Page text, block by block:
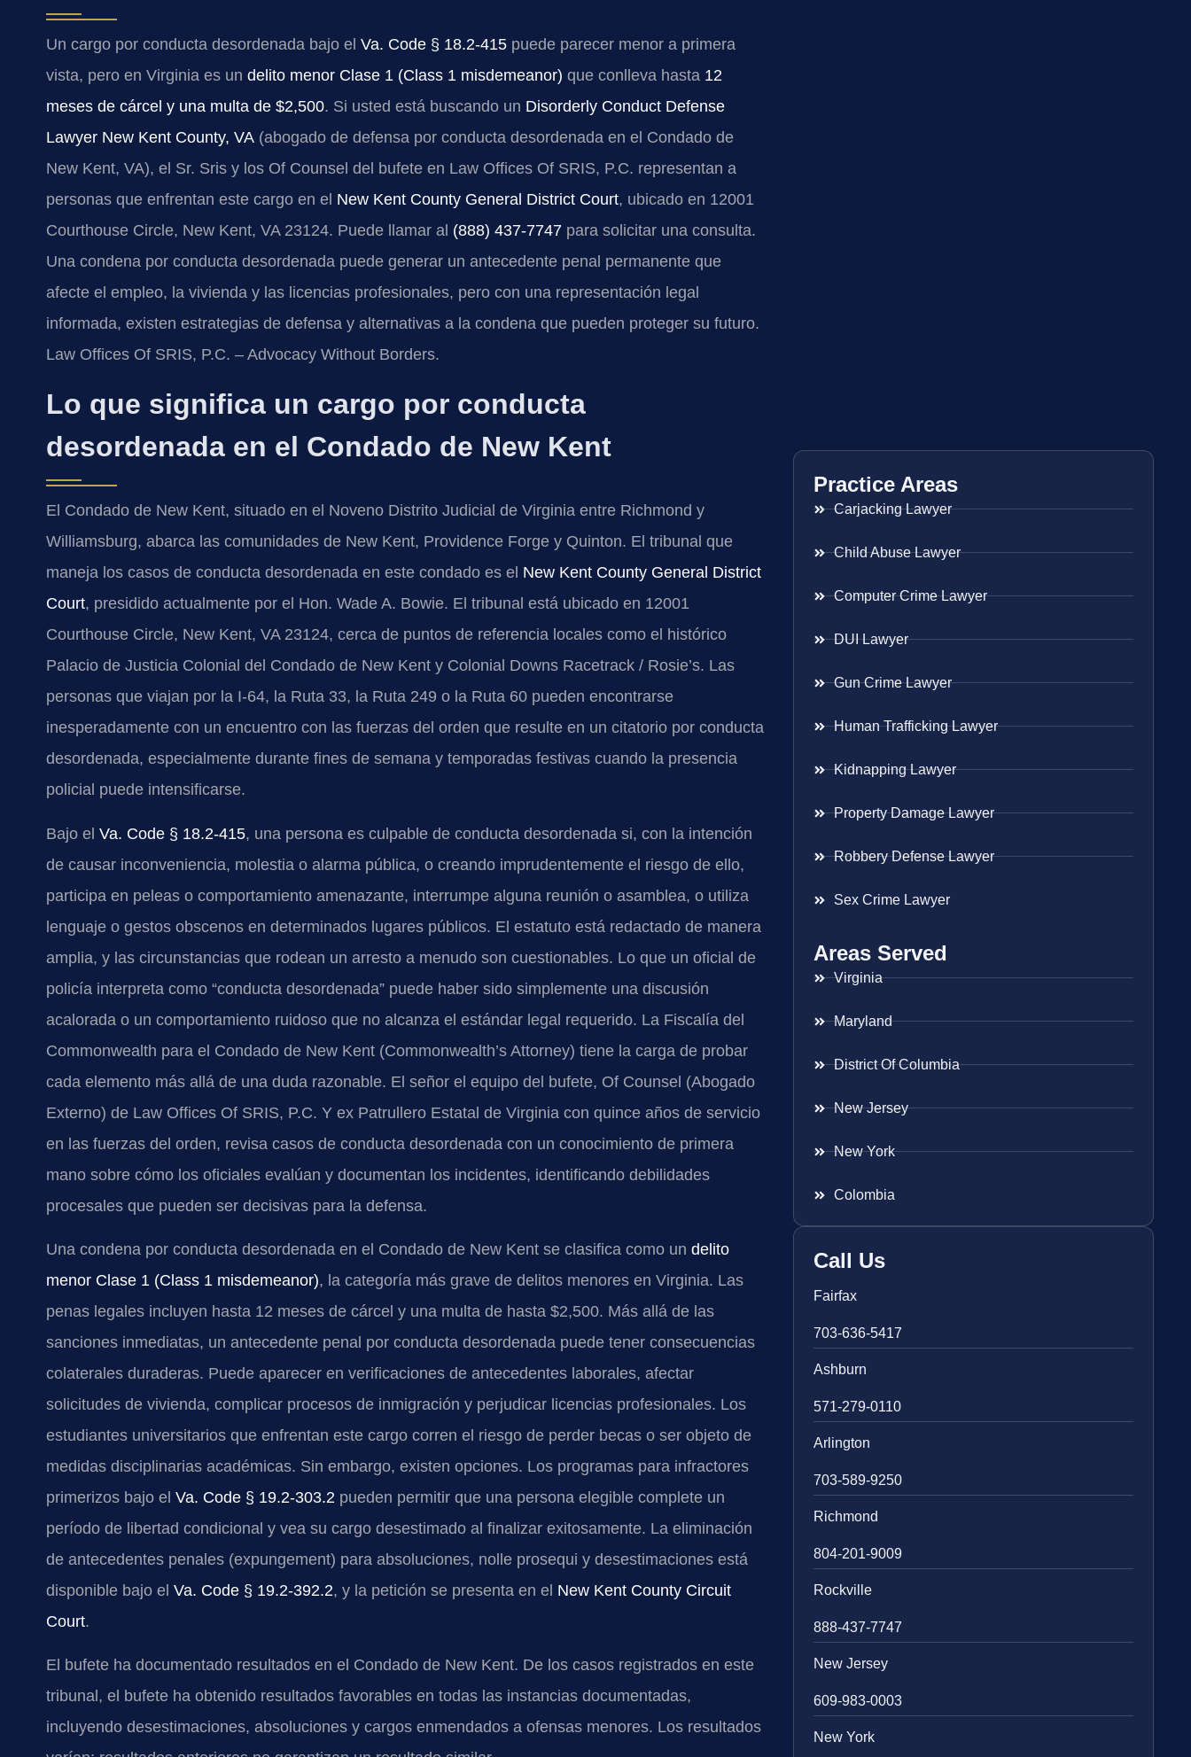
Un cargo por conducta desordenada bajo el Va. Code § 18.2-415 puede parecer menor a primera
vista, pero en Virginia es un delito menor Clase 1 (Class 1 misdemeanor) que conlleva hasta 12
meses de cárcel y una multa de $2,500. Si usted está buscando un Disorderly Conduct Defense
Lawyer New Kent County, VA (abogado de defensa por conducta desordenada en el Condado de
New Kent, VA), el Sr. Sris y los Of Counsel del bufete en Law Offices Of SRIS, P.C. representan a
personas que enfrentan este cargo en el New Kent County General District Court, ubicado en 12001
Courthouse Circle, New Kent, VA 23124. Puede llamar al (888) 437-7747 para solicitar una consulta.
Una condena por conducta desordenada puede generar un antecedente penal permanente que
afecte el empleo, la vivienda y las licencias profesionales, pero con una representación legal
informada, existen estrategias de defensa y alternativas a la condena que pueden proteger su futuro.
Law Offices Of SRIS, P.C. – Advocacy Without Borders.
Lo que significa un cargo por conducta
desordenada en el Condado de New Kent
El Condado de New Kent, situado en el Noveno Distrito Judicial de Virginia entre Richmond y
Williamsburg, abarca las comunidades de New Kent, Providence Forge y Quinton. El tribunal que
maneja los casos de conducta desordenada en este condado es el New Kent County General District
Court, presidido actualmente por el Hon. Wade A. Bowie. El tribunal está ubicado en 12001
Courthouse Circle, New Kent, VA 23124, cerca de puntos de referencia locales como el histórico
Palacio de Justicia Colonial del Condado de New Kent y Colonial Downs Racetrack / Rosie’s. Las
personas que viajan por la I-64, la Ruta 33, la Ruta 249 o la Ruta 60 pueden encontrarse
inesperadamente con un encuentro con las fuerzas del orden que resulte en un citatorio por conducta
desordenada, especialmente durante fines de semana y temporadas festivas cuando la presencia
policial puede intensificarse.
Bajo el Va. Code § 18.2-415, una persona es culpable de conducta desordenada si, con la intención
de causar inconveniencia, molestia o alarma pública, o creando imprudentemente el riesgo de ello,
participa en peleas o comportamiento amenazante, interrumpe alguna reunión o asamblea, o utiliza
lenguaje o gestos obscenos en determinados lugares públicos. El estatuto está redactado de manera
amplia, y las circunstancias que rodean un arresto a menudo son cuestionables. Lo que un oficial de
policía interpreta como “conducta desordenada” puede haber sido simplemente una discusión
acalorada o un comportamiento ruidoso que no alcanza el estándar legal requerido. La Fiscalía del
Commonwealth para el Condado de New Kent (Commonwealth’s Attorney) tiene la carga de probar
cada elemento más allá de una duda razonable. El señor el equipo del bufete, Of Counsel (Abogado
Externo) de Law Offices Of SRIS, P.C. Y ex Patrullero Estatal de Virginia con quince años de servicio
en las fuerzas del orden, revisa casos de conducta desordenada con un conocimiento de primera
mano sobre cómo los oficiales evalúan y documentan los incidentes, identificando debilidades
procesales que pueden ser decisivas para la defensa.
Una condena por conducta desordenada en el Condado de New Kent se clasifica como un delito
menor Clase 1 (Class 1 misdemeanor), la categoría más grave de delitos menores en Virginia. Las
penas legales incluyen hasta 12 meses de cárcel y una multa de hasta $2,500. Más allá de las
sanciones inmediatas, un antecedente penal por conducta desordenada puede tener consecuencias
colaterales duraderas. Puede aparecer en verificaciones de antecedentes laborales, afectar
solicitudes de vivienda, complicar procesos de inmigración y perjudicar licencias profesionales. Los
estudiantes universitarios que enfrentan este cargo corren el riesgo de perder becas o ser objeto de
medidas disciplinarias académicas. Sin embargo, existen opciones. Los programas para infractores
primerizos bajo el Va. Code § 19.2-303.2 pueden permitir que una persona elegible complete un
período de libertad condicional y vea su cargo desestimado al finalizar exitosamente. La eliminación
de antecedentes penales (expungement) para absoluciones, nolle prosequi y desestimaciones está
disponible bajo el Va. Code § 19.2-392.2, y la petición se presenta en el New Kent County Circuit
Court.
El bufete ha documentado resultados en el Condado de New Kent. De los casos registrados en este
tribunal, el bufete ha obtenido resultados favorables en todas las instancias documentadas,
incluyendo desestimaciones, absoluciones y cargos enmendados a ofensas menores. Los resultados
Practice Areas
Carjacking Lawyer
Child Abuse Lawyer
Computer Crime Lawyer
DUI Lawyer
Gun Crime Lawyer
Human Trafficking Lawyer
Kidnapping Lawyer
Property Damage Lawyer
Robbery Defense Lawyer
Sex Crime Lawyer
Areas Served
Virginia
Maryland
District Of Columbia
New Jersey
New York
Colombia
Call Us
Fairfax
703-636-5417
Ashburn
571-279-0110
Arlington
703-589-9250
Richmond
804-201-9009
Rockville
888-437-7747
New Jersey
609-983-0003
New York